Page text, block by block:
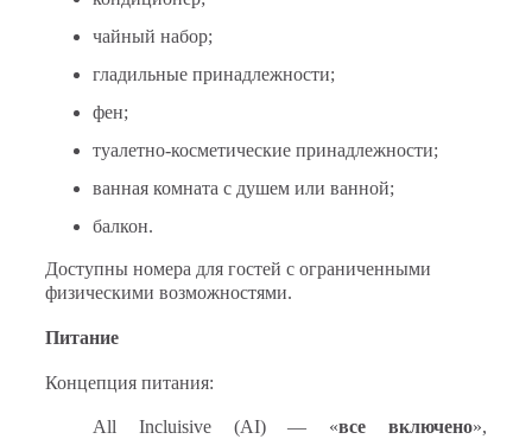
чайный набор;
гладильные принадлежности;
фен;
туалетно-косметические принадлежности;
ванная комната с душем или ванной;
балкон.
Доступны номера для гостей с ограниченными
физическими возможностями.
Питание
Концепция питания:
All Incluisive (AI) — «все включено»,